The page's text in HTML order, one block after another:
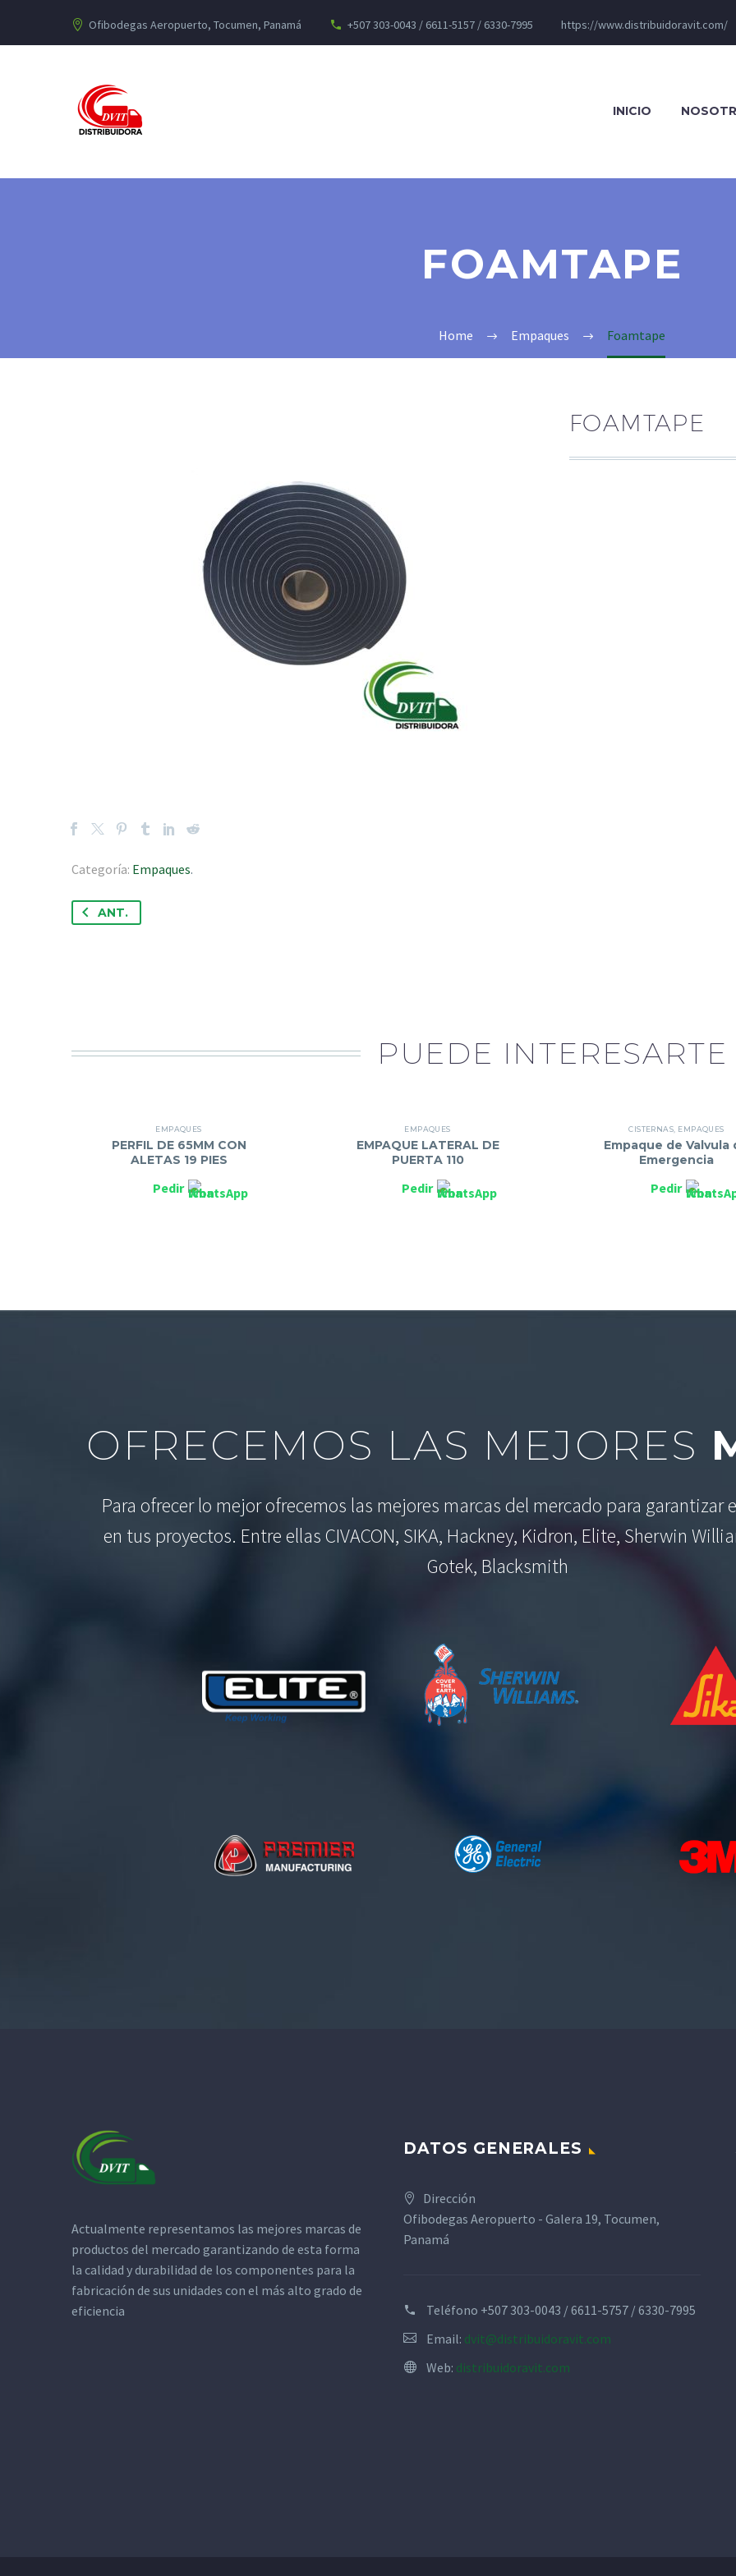
Ofibodegas Aeropuerto, Tocumen, Panamá +507 303-0043 / 6611-5157 / 6330-7995 https://www.distribuidoravit.com/
INICIO
FOAMTAPE
Home Empaques Foamtape
Categoría: Empaques.
FOAMTAPE
ANT.
PUEDE INTERESARTE
EMPAQUES
PERFIL DE 65MM CON
ALETAS 19 PIES
Pedir
EMPAQUES
EMPAQUE LATERAL DE
PUERTA 110
Pedir
CISTERNAS EMPAQUES
Empaque de Valvula
Emergencia
Pedir
OFRECEMOS LAS MEJORES
Para ofrecer lo mejor ofrecemos las mejores marcas del mercado para garantizar
en tus proyectos. Entre ellas CIVACON, SIKA, Hackney, Kidron, Elite, Sherwin
Gotek, Blacksmith
Actualmente representamos las mejores marcas de
productos del mercado garantizando de esta forma
la calidad y durabilidad de los componentes para la
fabricación de sus unidades con el más alto grado de
eficiencia
DATOS GENERALES
Dirección
Ofibodegas Aeropuerto - Galera 19, Tocumen,
Panamá
Teléfono +507 303-0043 / 6611-5757 / 6330-7995
Email: dvit@distribuidoravit.com
Web: distribuidoravit.com